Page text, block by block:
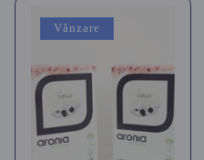
Vânzare